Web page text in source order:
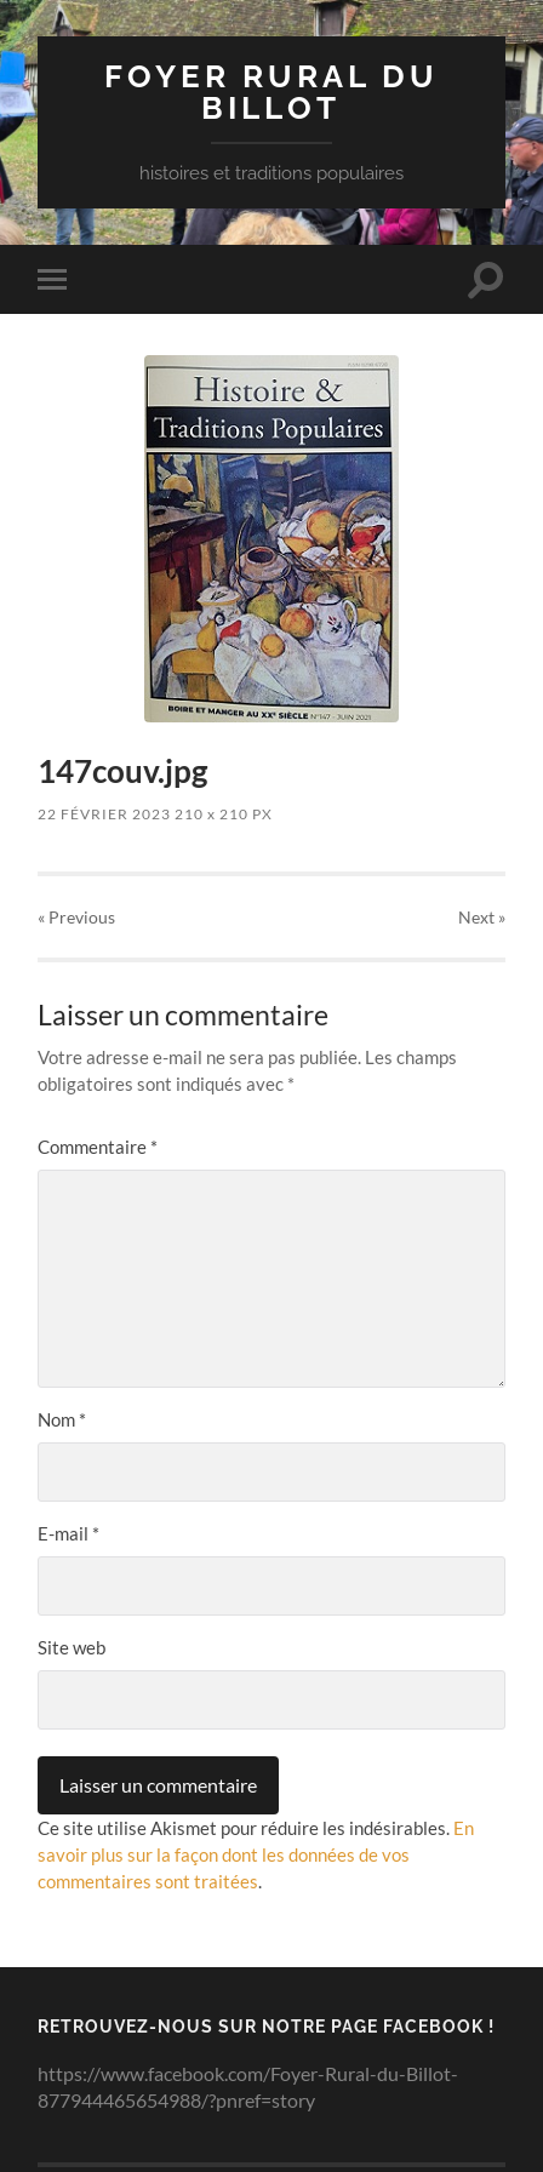
FOYER RURAL DU
BILLOT
histoires et traditions populaires
Toggle
mobile
Toggle
147couv.jpg
22 FÉVRIER 2023 210x 210 PX
« Previous Next»
Laisser un commentaire
Votre adresse e-mail ne sera pas publiée. Les champs
obligatoires sont indiqués avec *
Commentaire *
Nom *
E-mail *
Site web
Ce site utilise Akismet pour réduire les indésirables. En
savoir plus sur la façon dont les données de vos
commentaires sont traitées.
RETROUVEZ-NOUS SUR NOTRE PAGE FACEBOOK !
https://www.facebook.com/Foyer-Rural-du-Billot-
877944465654988/?pnref=story